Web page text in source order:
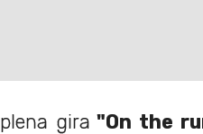
gira "On the